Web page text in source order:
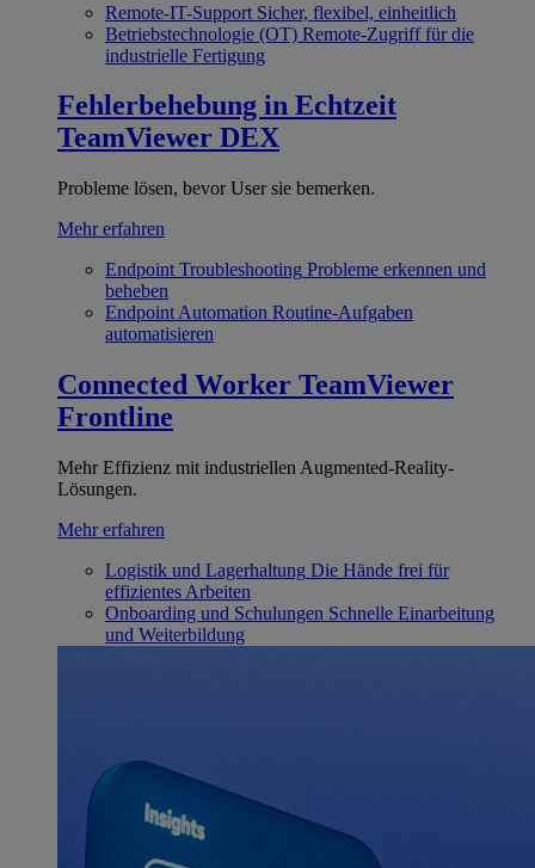
Remote-IT-Support Sicher, flexibel, einheitlich
Betriebstechnologie (OT) Remote-Zugriff für die
industrielle Fertigung
Fehlerbehebung in Echtzeit
TeamViewer DEX
Probleme lösen, bevor User sie bemerken.
Mehr erfahren
Endpoint Troubleshooting Probleme erkennen und
beheben
Endpoint Automation Routine-Aufgaben
automatisieren
Connected Worker TeamViewer
Frontline
Mehr Effizienz mit industriellen Augmented-Reality-
Lösungen.
Mehr erfahren
Logistik und Lagerhaltung Die Hände frei für
effizientes Arbeiten
Onboarding und Schulungen Schnelle Einarbeitung
und Weiterbildung